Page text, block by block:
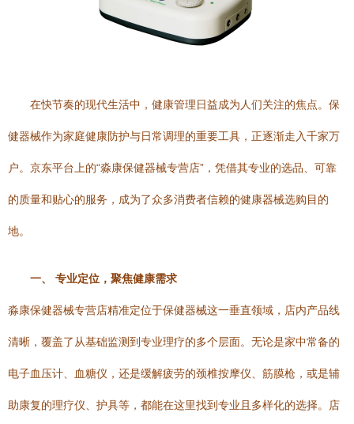
在快节奏的现代生活中，健康管理日益成为人们关注的焦点。保
健器械作为家庭健康防护与日常调理的重要工具，正逐渐走入千家万
户。京东平台上的“淼康保健器械专营店”，凭借其专业的选品、可靠
的质量和贴心的服务，成为了众多消费者信赖的健康器械选购目的
地。
一、 专业定位，聚焦健康需求
淼康保健器械专营店精准定位于保健器械这一垂直领域，店内产品线
清晰，覆盖了从基础监测到专业理疗的多个层面。无论是家中常备的
电子血压计、血糖仪，还是缓解疲劳的颈椎按摩仪、筋膜枪，或是辅
助康复的理疗仪、护具等，都能在这里找到专业且多样化的选择。店